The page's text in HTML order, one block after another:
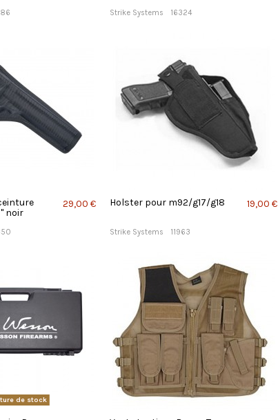
Strike Systems 16324
noir
29,00 € Holster pour m92/g17/g18
Strike Systems 11963
19,00 €
de stock